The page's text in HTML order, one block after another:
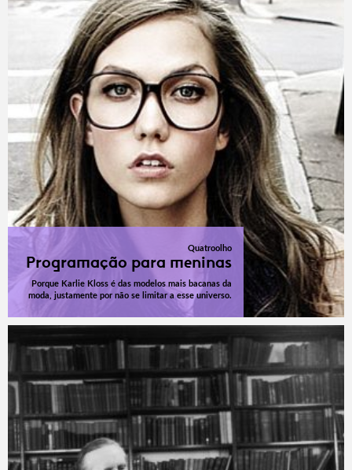
Quatroolho
Programação para meninas
Porque Karlie Kloss é das modelos mais bacanas da
moda, justamente por não se limitar a esse universo.